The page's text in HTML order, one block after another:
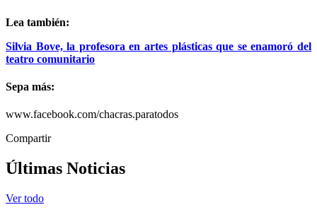
Lea también:
Silvia Bove, la profesora en artes plásticas que se enamoró del
teatro comunitario
Sepa más:
www.facebook.com/chacras.paratodos
Compartir
Últimas Noticias
Ver todo